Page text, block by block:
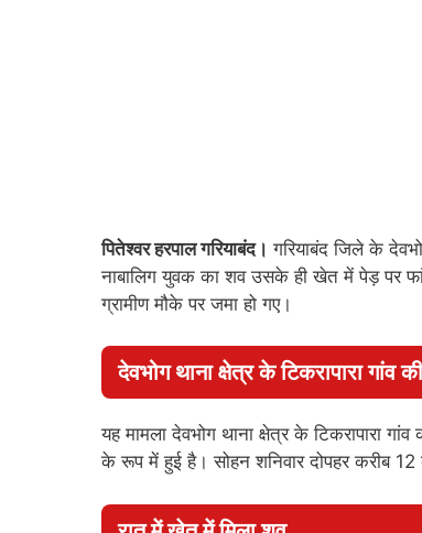
पितेश्वर हरपाल गरियाबंद। गरियाबंद जिले के
नाबालिग युवक का शव उसके ही खेत में पेड़ पर
ग्रामीण मौके पर जमा हो गए।
देवभोग थाना क्षेत्र के टिकरापारा गांव
यह मामला देवभोग थाना क्षेत्र के टिकरापारा
के रूप में हुई है। सोहन शनिवार दोपहर करीब